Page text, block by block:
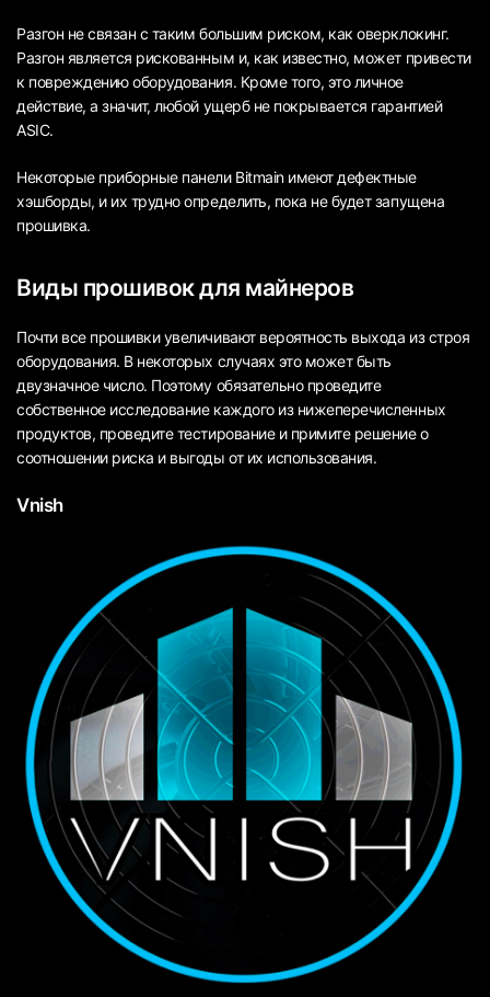
Разгон не связан с таким большим риском, как оверклокинг.
Разгон является рискованным и, как известно, может привести
к повреждению оборудования. Кроме того, это личное
действие, а значит, любой ущерб не покрывается гарантией
ASIC.
Некоторые приборные панели Bitmain имеют дефектные
хэшборды, и их трудно определить, пока не будет запущена
прошивка.
Виды прошивок для майнеров
Почти все прошивки увеличивают вероятность выхода из строя
оборудования. В некоторых случаях это может быть
двузначное число. Поэтому обязательно проведите
собственное исследование каждого из нижеперечисленных
продуктов, проведите тестирование и примите решение о
соотношении риска и выгоды от их использования.
Vnish